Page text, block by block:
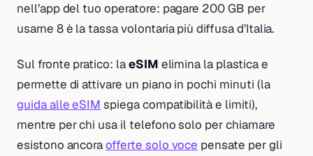
nell’app del tuo operatore: pagare 200 GB per
usarne 8 è la tassa volontaria più diffusa d’Italia.
Sul fronte pratico: laeSIM elimina la plastica e
permette di attivare un piano in pochi minuti (la
guida alle eSIM spiega compatibilità e limiti),
mentre per chi usa il telefono solo per chiamare
esistono ancoraofferte solo voce pensate per gli